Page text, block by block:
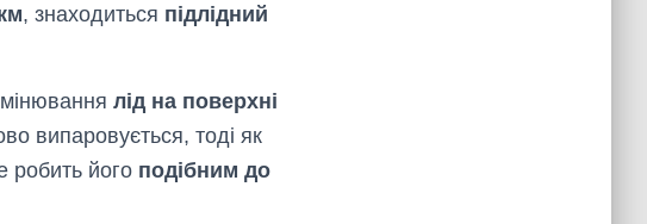
, знаходиться підлідний
лід на поверхні
випаровується, тоді як
робить його подібним до